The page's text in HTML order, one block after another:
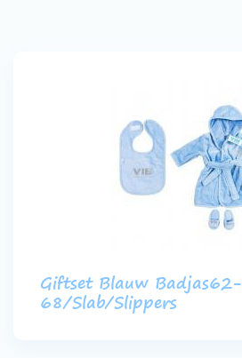
Giftset Blauw Badjas62-
68/Slab/Slippers